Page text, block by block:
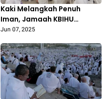
Kaki Melangkah Penuh
Iman, Jamaah KBIHU
Madani Bojonegoro Lontar
Jun 07, 2025